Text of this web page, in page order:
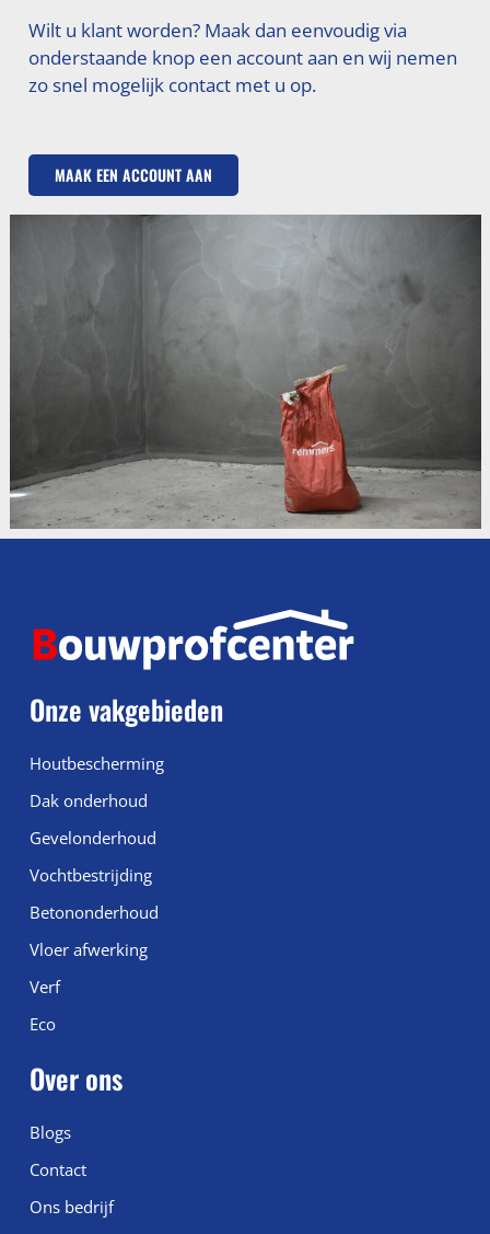
Wilt u klant worden? Maak dan eenvoudig via
onderstaande knop een account aan en wij nemen
zo snel mogelijk contact met u op.
MAAK EEN ACCOUNT AAN
Onze vakgebieden
Houtbescherming
Dak onderhoud
Gevelonderhoud
Vochtbestrijding
Betononderhoud
Vloer afwerking
Verf
Eco
Over ons
Blogs
Contact
Ons bedrijf